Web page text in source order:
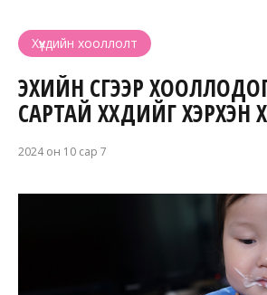
Хүүхдийн хооллолт
ЭХИЙН СҮҮГЭЭР
САРТАЙ ХҮҮХДИЙГ
2024 он 10 сар 7